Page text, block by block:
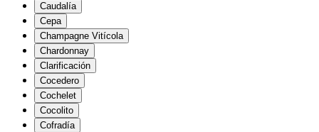
Caudalía
Cepa
Champagne Vitícola
Chardonnay
Clarificación
Cocedero
Cochelet
Cocolito
Cofradía